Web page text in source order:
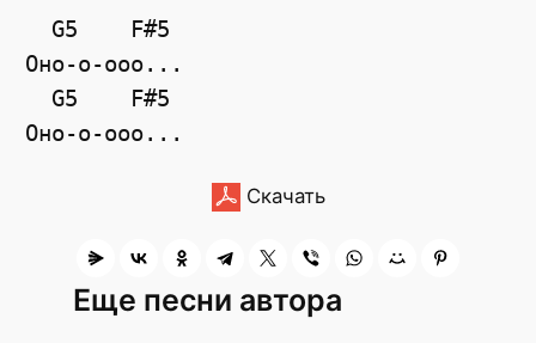
  G5    F#5
Оно-о-ооо...
  G5    F#5
Скачать
Еще песни автора